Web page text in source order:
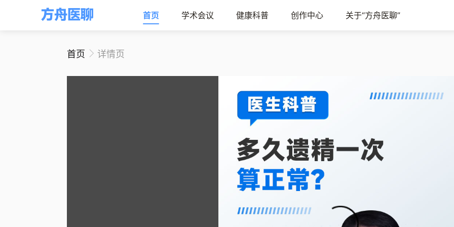
首页 学术会议 健康科普 创作中心 关于“方舟医聊”
首页 详情页